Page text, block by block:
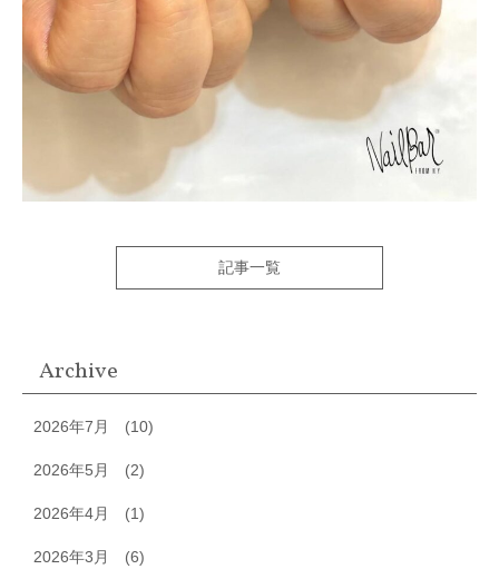
記事一覧
Archive
2026年7月 (10)
2026年5月 (2)
2026年4月 (1)
2026年3月 (6)